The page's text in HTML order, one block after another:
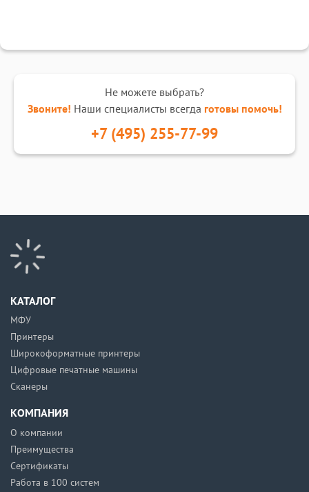
Не можете выбрать?
Звоните! Наши специалисты всегда готовы помочь!
+7 (495) 255-77-99
КАТАЛОГ
МФУ
Принтеры
Широкоформатные принтеры
Цифровые печатные машины
Сканеры
КОМПАНИЯ
О компании
Преимущества
Сертификаты
Работа в 100 систем